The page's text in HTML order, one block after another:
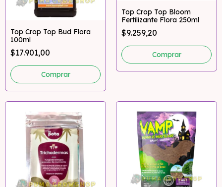
Top Crop Top Bud Flora
100ml
$17.901,00
Top Crop Top Bloom
Fertilizante Flora 250ml
$9.259,20